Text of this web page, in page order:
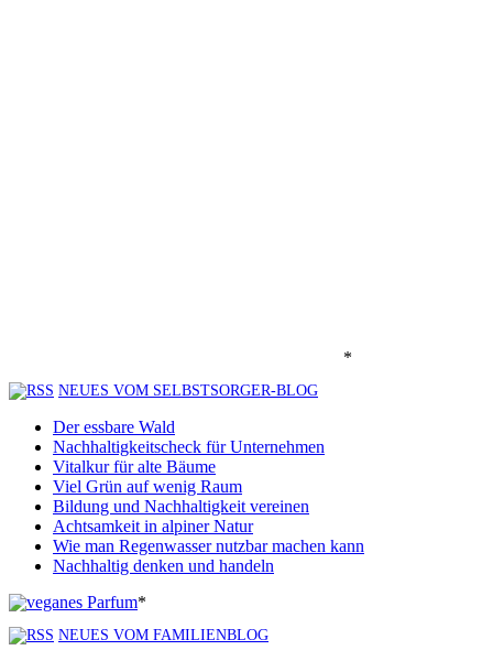
*
NEUES VOM SELBSTSORGER-BLOG
Der essbare Wald
Nachhaltigkeitscheck für Unternehmen
Vitalkur für alte Bäume
Viel Grün auf wenig Raum
Bildung und Nachhaltigkeit vereinen
Achtsamkeit in alpiner Natur
Wie man Regenwasser nutzbar machen kann
Nachhaltig denken und handeln
*
NEUES VOM FAMILIENBLOG